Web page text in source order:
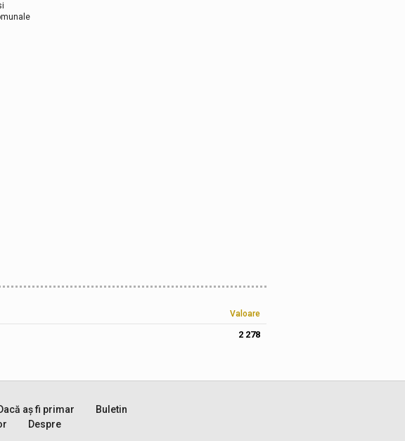
Valoare
2 278
aș fi primar
Buletin
Despre